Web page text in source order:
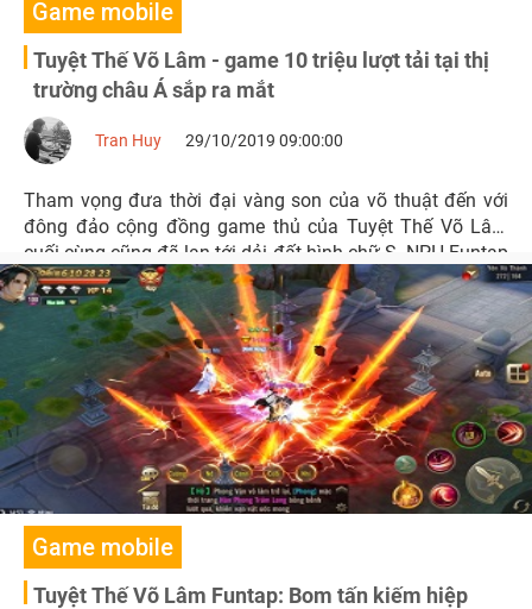
Game mobile
Tuyệt Thế Võ Lâm - game 10 triệu lượt tải tại thị
trường châu Á sắp ra mắt
Tran Huy 29/10/2019 09:00:00
Tham vọng đưa thời đại vàng son của võ thuật đến với
đông đảo cộng đồng game thủ của Tuyệt Thế Võ Lâm
cuối cùng cũng đã lan tới dải đất hình chữ S. NPH Funtap
sẽ đảm nhận phát hành siêu phẩm kiếm hiệp này và dự
kiến, game sẽ ra mắt trong tháng 11 tới đây.
Game mobile
Tuyệt Thế Võ Lâm Funtap: Bom tấn kiếm hiệp